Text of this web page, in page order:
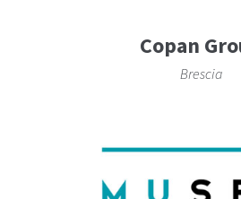
Copan
Brescia